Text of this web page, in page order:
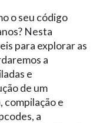
o seu código
Nesta
para explorar as
a
e
de um
compilação e
a